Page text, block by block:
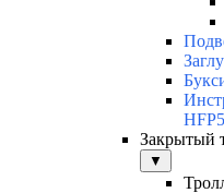
Закрытый
▼